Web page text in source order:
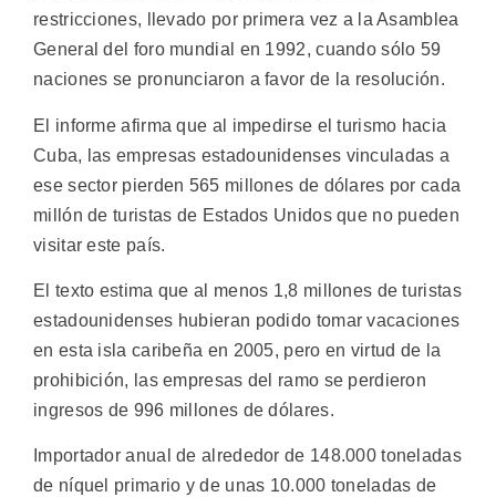
restricciones, llevado por primera vez a la Asamblea
General del foro mundial en 1992, cuando sólo 59
naciones se pronunciaron a favor de la resolución.
El informe afirma que al impedirse el turismo hacia
Cuba, las empresas estadounidenses vinculadas a
ese sector pierden 565 millones de dólares por cada
millón de turistas de Estados Unidos que no pueden
visitar este país.
El texto estima que al menos 1,8 millones de turistas
estadounidenses hubieran podido tomar vacaciones
en esta isla caribeña en 2005, pero en virtud de la
prohibición, las empresas del ramo se perdieron
ingresos de 996 millones de dólares.
Importador anual de alrededor de 148.000 toneladas
de níquel primario y de unas 10.000 toneladas de